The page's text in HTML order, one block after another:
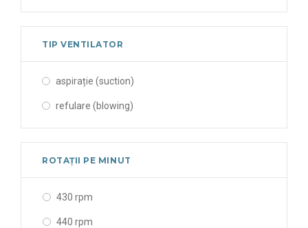
300 mm
315 mm
330 mm
350 mm
420 mm
TIP VENTILATOR
aspirație (suction)
refulare (blowing)
ROTAȚII PE MINUT
430 rpm
440 rpm